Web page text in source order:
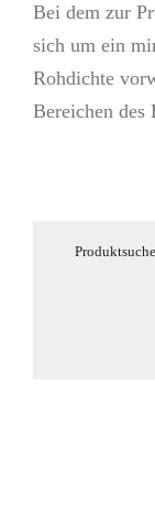
Bei dem zur
sich um ein
Rohdichte
Bereichen des
Produktsuche